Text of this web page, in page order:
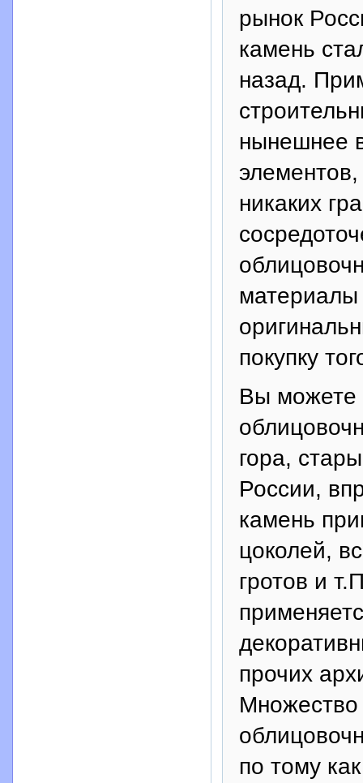
рынок
камень
назад.
нынешнее
элементов,
никаких
покупку
Вы можете
гора,
России,
камень
цоколей,
гротов и
прочих
по тому